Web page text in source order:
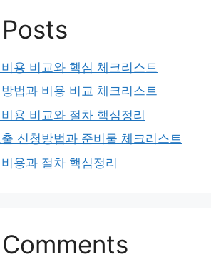
용 비교와 핵심 체크리스트
법과 비용 비교 체크리스트
용 비교와 절차 핵심정리
신청방법과 준비물 체크리스트
용과 절차 핵심정리